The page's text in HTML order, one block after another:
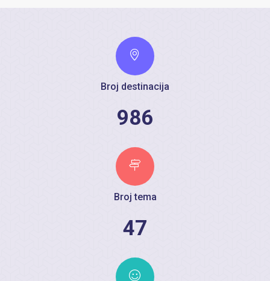
Broj destinacija
986
Broj tema
47